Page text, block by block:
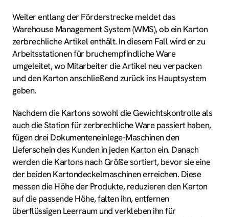
Weiter entlang der Förderstrecke meldet das
Warehouse Management System (WMS), ob ein Karton
zerbrechliche Artikel enthält. In diesem Fall wird er zu
Arbeitsstationen für bruchempfindliche Ware
umgeleitet, wo Mitarbeiter die Artikel neu verpacken
und den Karton anschließend zurück ins Hauptsystem
geben.
Nachdem die Kartons sowohl die Gewichtskontrolle als
auch die Station für zerbrechliche Ware passiert haben,
fügen drei Dokumenteneinlege-Maschinen den
Lieferschein des Kunden in jeden Karton ein. Danach
werden die Kartons nach Größe sortiert, bevor sie eine
der beiden Kartondeckelmaschinen erreichen. Diese
messen die Höhe der Produkte, reduzieren den Karton
auf die passende Höhe, falten ihn, entfernen
überflüssigen Leerraum und verkleben ihn für